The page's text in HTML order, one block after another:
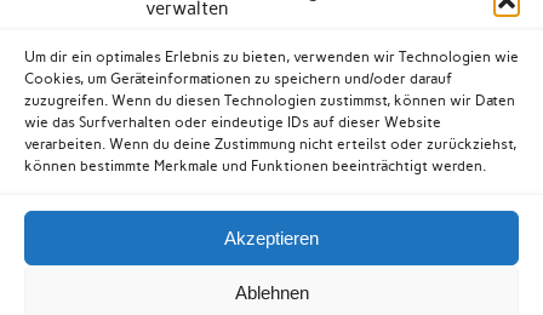
verwalten
Um dir ein optimales Erlebnis zu bieten, verwenden wir Technologien wie
Cookies, um Geräteinformationen zu speichern und/oder darauf
zuzugreifen. Wenn du diesen Technologien zustimmst, können wir Daten
wie das Surfverhalten oder eindeutige IDs auf dieser Website
verarbeiten. Wenn du deine Zustimmung nicht erteilst oder zurückziehst,
können bestimmte Merkmale und Funktionen beeinträchtigt werden.
Akzeptieren
Ablehnen
Datenschutzerklärung